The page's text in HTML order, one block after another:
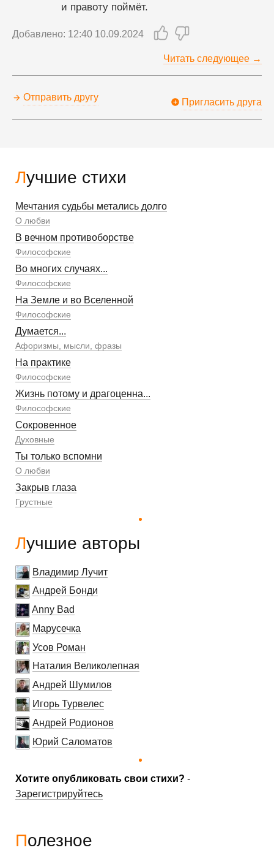
Лучшие стихи
Мечтания судьбы метались долго
О любви
В вечном противоборстве
Философские
Во многих случаях...
Философские
На Земле и во Вселенной
Философские
Думается...
Афоризмы, мысли, фразы
На практике
Философские
Жизнь потому и драгоценна...
Философские
Сокровенное
Духовные
Ты только вспомни
О любви
Закрыв глаза
Грустные
Лучшие авторы
Владимир Лучит
Андрей Бонди
Anny Bad
Марусечка
Усов Роман
Наталия Великолепная
Андрей Шумилов
Игорь Турвелес
Андрей Родионов
Юрий Саломатов
Хотите опубликовать свои стихи? -
Зарегистрируйтесь
                и правоту поймёт.
Добавлено: 12:40 10.09.2024
Читать следующее →
Отправить другу Пригласить друга
Полезное